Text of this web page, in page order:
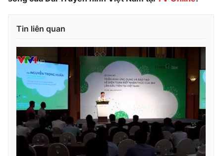
VTV Sức khoẻ
Thị trường 24h Tấm lòng Việt
VTV4 Vươn mình bằng AI
VTV9 VTV8
Liên hệ tòa soạn English
Tin liên quan